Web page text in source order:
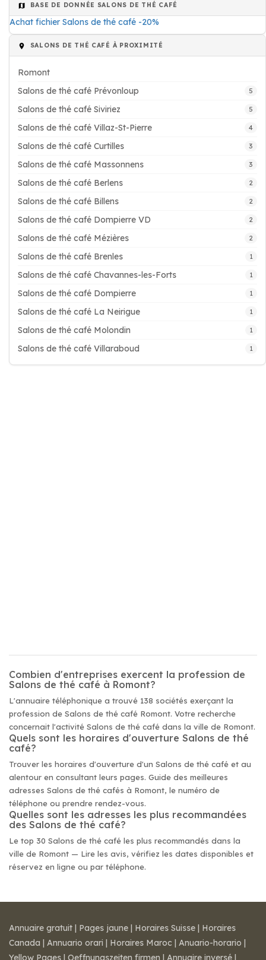
BASE DE DONNÉE SALONS DE THÉ CAFÉ
Achat fichier Salons de thé café -20%
SALONS DE THÉ CAFÉ À PROXIMITÉ
Romont
Salons de thé café Prévonloup
5
Salons de thé café Siviriez 5
Salons de thé café Villaz-St-Pierre 4
Salons de thé café Curtilles 3
Salons de thé café Massonnens 3
Salons de thé café Berlens 2
Salons de thé café Billens 2
Salons de thé café Dompierre VD 2
Salons de thé café Mézières 2
Salons de thé café Brenles 1
Salons de thé café Chavannes-les-Forts 1
Salons de thé café Dompierre 1
Salons de thé café La Neirigue 1
Salons de thé café Molondin 1
Salons de thé café Villaraboud 1
Combien d'entreprises exercent la profession de
Salons de thé café à Romont?
L'annuaire téléphonique a trouvé 138 sociétés exerçant la
profession de Salons de thé café Romont. Votre recherche
concernait l'activité Salons de thé café dans la ville de Romont.
Quels sont les horaires d'ouverture Salons de thé
café?
Trouver les horaires d'ouverture d'un Salons de thé café et au
alentour en consultant leurs pages. Guide des meilleures
adresses Salons de thé cafés à Romont, le numéro de
téléphone ou prendre rendez-vous.
Quelles sont les adresses les plus recommandées
des Salons de thé café?
Le top 30 Salons de thé café les plus recommandés dans la
ville de Romont — Lire les avis, vérifiez les dates disponibles et
réservez en ligne ou par téléphone.
Annuaire gratuit | Pages jaune | Horaires Suisse | Horaires
Canada | Annuario orari | Horaires Maroc | Anuario-horario |
Yellow Pages | Oeffnungszeiten firmen | Annuaire inversé |